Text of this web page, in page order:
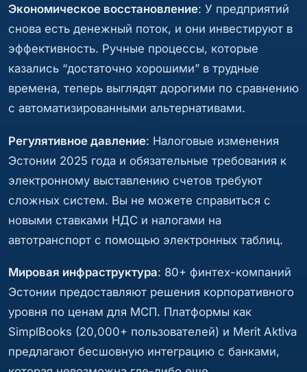
Экономическое восстановление: У предприятий
снова есть денежный поток, и они инвестируют в
эффективность. Ручные процессы, которые
казались “достаточно хорошими” в трудные
времена, теперь выглядят дорогими по сравнению
с автоматизированными альтернативами.
Регулятивное давление: Налоговые изменения
Эстонии 2025 года и обязательные требования к
электронному выставлению счетов требуют
сложных систем. Вы не можете справиться с
новыми ставками НДС и налогами на
автотранспорт с помощью электронных таблиц.
Мировая инфраструктура: 80+ финтех-компаний
Эстонии предоставляют решения корпоративного
уровня по ценам для МСП. Платформы как
SimplBooks (20,000+ пользователей) и Merit Aktiva
предлагают бесшовную интеграцию с банками,